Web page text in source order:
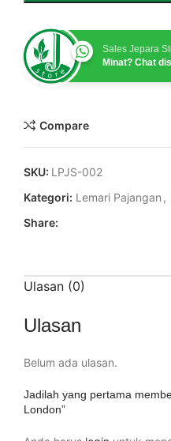
Sales Jepara
Minat? Chat
Compare
SKU: LPJS-002
Kategori: Lemari Pajangan ,
Share:
Ulasan (0)
Ulasan
Belum ada ulasan.
Jadilah yang pertama
London”